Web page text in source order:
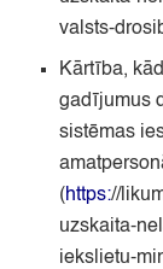
valsts-
Kārtība,
gadījumus
sistēmas
(https://
uzskaita-
iekslietu-